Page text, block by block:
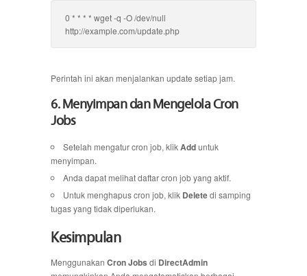
0 * * * * wget -q -O /dev/null
http://example.com/update.php
Perintah ini akan menjalankan update setiap jam.
6. Menyimpan dan Mengelola Cron
Jobs
Setelah mengatur cron job, klikAdduntuk
menyimpan.
Anda dapat melihat daftar cron job yang aktif.
Untuk menghapus cron job, klik Deletedi samping
tugas yang tidak diperlukan.
Kesimpulan
Menggunakan Cron Jobs di DirectAdmin